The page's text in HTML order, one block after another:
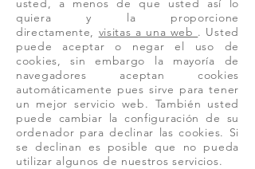
usted, a menos de que usted así lo
quiera y la proporcione
directamente, visitas a una web . Usted
puede aceptar o negar el uso de
cookies, sin embargo la mayoría de
navegadores aceptan cookies
automáticamente pues sirve para tener
un mejor servicio web. También usted
puede cambiar la configuración de su
ordenador para declinar las cookies. Si
se declinan es posible que no pueda
utilizar algunos de nuestros servicios.